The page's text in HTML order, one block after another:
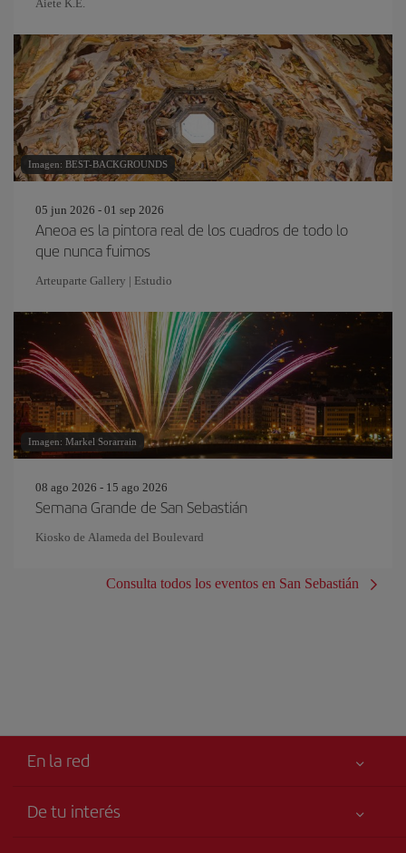
Aiete K.E.
Imagen: BEST-BACKGROUNDS
05 jun 2026 - 01 sep 2026
Aneoa es la pintora real de los cuadros de todo lo
que nunca fuimos
Arteuparte Gallery | Estudio
Imagen: Markel Sorarrain
08 ago 2026 - 15 ago 2026
Semana Grande de San Sebastián
Kiosko de Alameda del Boulevard
Consulta todos los eventos en San Sebastián
En la red
De tu interés